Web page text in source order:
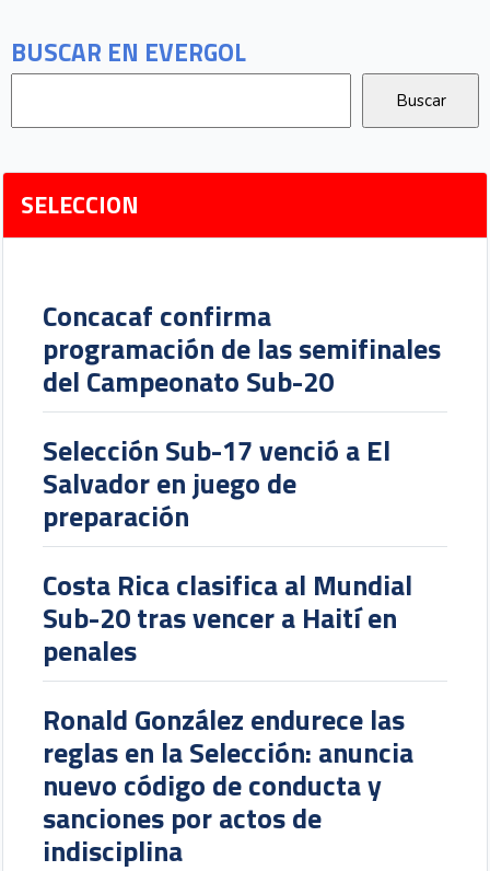
BUSCAR EN EVERGOL
SELECCION
Concacaf confirma
programación de las semifinales
del Campeonato Sub-20
Selección Sub-17 venció a El
Salvador en juego de
preparación
Costa Rica clasifica al Mundial
Sub-20 tras vencer a Haití en
penales
Ronald González endurece las
reglas en la Selección: anuncia
nuevo código de conducta y
sanciones por actos de
indisciplina